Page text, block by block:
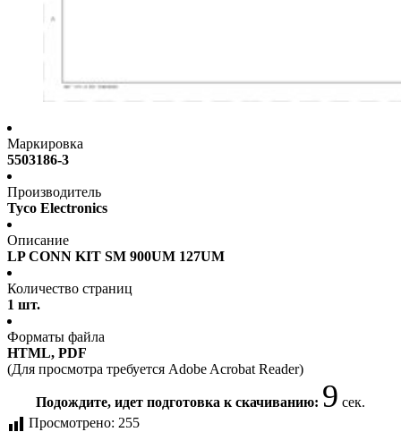
Маркировка
5503186-3
Производитель
Tyco Electronics
Описание
LP CONN KIT SM 900UM 127UM
Количество страниц
1 шт.
Форматы файла
HTML, PDF
(Для просмотра требуется Adobe Acrobat Reader)
Подождите, идет подготовка к скачиванию: 9 сек.
Просмотрено: 255